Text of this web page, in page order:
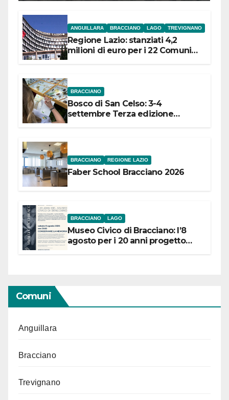
ANGUILLARA BRACCIANO LAGO TREVIGNANO
Regione Lazio: stanziati 4,2
milioni di euro per i 22 Comuni
BRACCIANO
Bosco di San Celso: 3-4
settembre Terza edizione
BRACCIANO REGIONE LAZIO
Faber School Bracciano 2026
BRACCIANO LAGO
Museo Civico di Bracciano: l’8
agosto per i 20 anni progetto
Comuni
Anguillara
Bracciano
Trevignano